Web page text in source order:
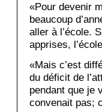
«Pour devenir
beaucoup
aller à l’école.
apprises,
«Mais c’est
du déficit de
pendant que je
convenait pas;